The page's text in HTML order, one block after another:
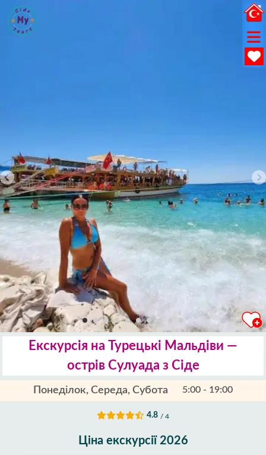
Екскурсія на Турецькі Мальдіви —
острів Сулуада з Сіде
Понеділок, Середа, Субота 5:00 - 19:00
4.8 / 4
Ціна екскурсії 2026